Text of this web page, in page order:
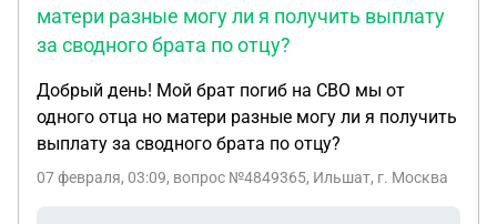
матери разные могу ли я получить выплату
за сводного брата по отцу?
Добрый день! Мой брат погиб на СВО мы от
одного отца но матери разные могу ли я получить
выплату за сводного брата по отцу?
07 февраля, 03:09, вопрос №4849365, Ильшат, г. Москва